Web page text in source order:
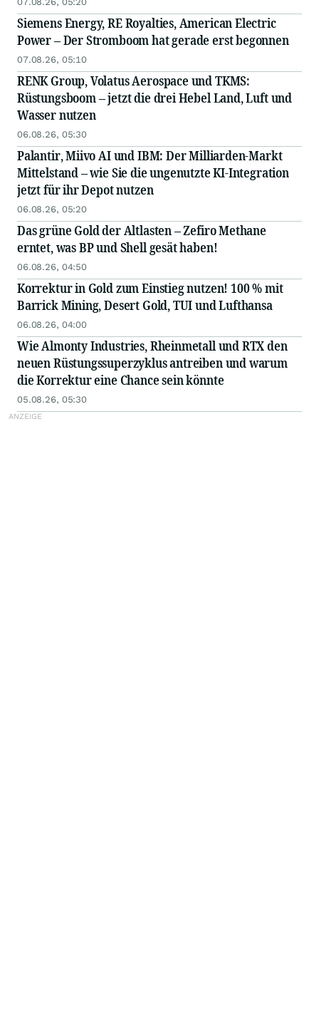
Siemens Energy, RE Royalties, American Electric
Power – Der Stromboom hat gerade erst begonnen
07.08.26, 05:10
RENK Group, Volatus Aerospace und TKMS:
Rüstungsboom – jetzt die drei Hebel Land, Luft und
Wasser nutzen
06.08.26, 05:30
Palantir, Miivo AI und IBM: Der Milliarden-Markt
Mittelstand – wie Sie die ungenutzte KI-Integration
jetzt für ihr Depot nutzen
06.08.26, 05:20
Das grüne Gold der Altlasten – Zefiro Methane
erntet, was BP und Shell gesät haben!
06.08.26, 04:50
Korrektur in Gold zum Einstieg nutzen! 100 % mit
Barrick Mining, Desert Gold, TUI und Lufthansa
06.08.26, 04:00
Wie Almonty Industries, Rheinmetall und RTX den
neuen Rüstungssuperzyklus antreiben und warum
die Korrektur eine Chance sein könnte
05.08.26, 05:30